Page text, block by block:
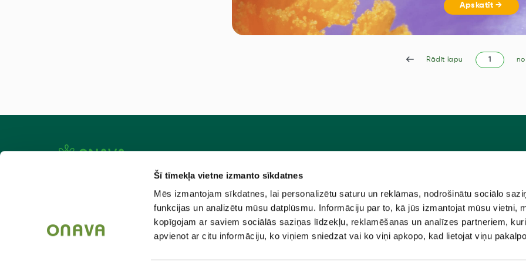
Šī tīmekļa vietne izmanto sīkdatnes
Mēs izmantojam sīkdatnes, lai personalizētu saturu un reklāmas, nodrošinātu sociālo
funkcijas un analizētu mūsu datplūsmu. Informāciju par to, kā jūs izmantojat mūsu vietni,
kopīgojam ar saviem sociālās saziņas līdzekļu, reklamēšanas un analīzes partneriem,
apvienot ar citu informāciju, ko viņiem sniedzat vai ko viņi apkopo, kad lietojat viņu
Apskatīt →
Rādīt lapu no
Kontakti
Kad pasūtīt?
Piegāde
Lietošanas noteikumi
Sēklas
Sīpolpuķes
Piederumi